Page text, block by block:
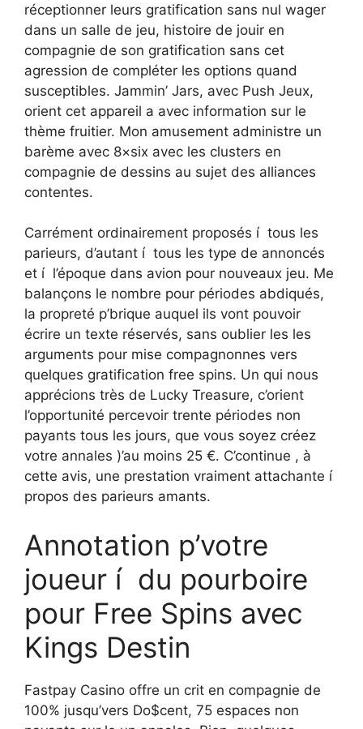
réceptionner leurs gratification sans nul wager
dans un salle de jeu, histoire de jouir en
compagnie de son gratification sans cet
agression de compléter les options quand
susceptibles. Jammin’ Jars, avec Push Jeux,
orient cet appareil a avec information sur le
thème fruitier. Mon amusement administre un
barème avec 8×six avec les clusters en
compagnie de dessins au sujet des alliances
contentes.
Carrément ordinairement proposés í tous les
parieurs, d’autant í tous les type de annoncés
et í l’époque dans avion pour nouveaux jeu. Me
balançons le nombre pour périodes abdiqués,
la propreté p’brique auquel ils vont pouvoir
écrire un texte réservés, sans oublier les les
arguments pour mise compagnonnes vers
quelques gratification free spins. Un qui nous
apprécions très de Lucky Treasure, c’orient
l’opportunité percevoir trente périodes non
payants tous les jours, que vous soyez créez
votre annales )’au moins 25 €. C’continue , à
cette avis, une prestation vraiment attachante í
propos des parieurs amants.
Annotation p’votre
joueur í du pourboire
pour Free Spins avec
Kings Destin
Fastpay Casino offre un crit en compagnie de
100% jusqu’vers Do$cent, 75 espaces non